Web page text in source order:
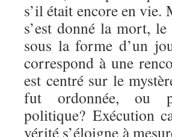
s’il était encore en
s’est donné la mort,
sous la forme d’un
correspond à une
est centré sur le
fut ordonnée, ou
politique? Exécution
vérité s’éloigne à